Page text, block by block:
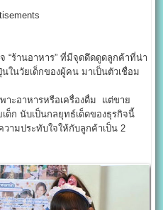
“ร้านอาหาร” ที่มีจุดดึดดูดลูกค้าที่น่า
นวัยเด็กของผู้คน มาเป็นตัวเชื่อม
ะอาหารหรือเครื่องดื่ม แต่ขาย
ด็ก นับเป็นกลยุทธ์เด็ดของธุรกิจนี้
วามประทับใจให้กับลูกค้าเป็น 2